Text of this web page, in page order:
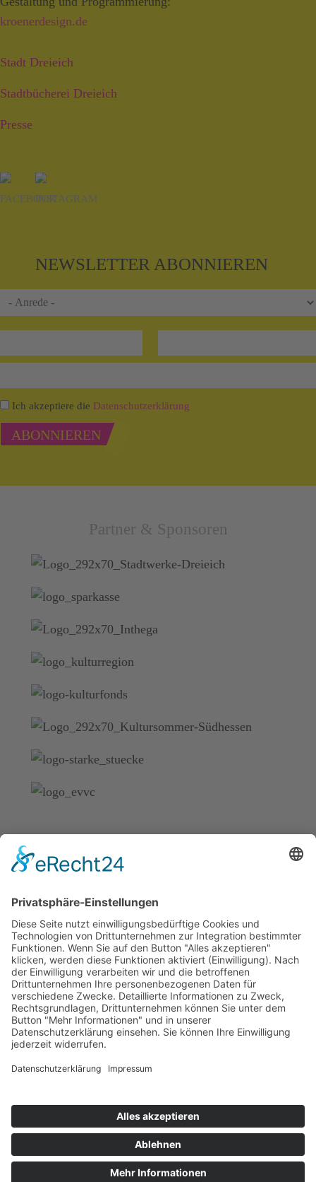
kroenerdesign.de
Stadt Dreieich
Stadtbücherei Dreieich
Presse
NEWSLETTER ABONNIEREN
Ich akzeptiere die Datenschutzerklärung
ABONNIEREN
Partner & Sponsoren